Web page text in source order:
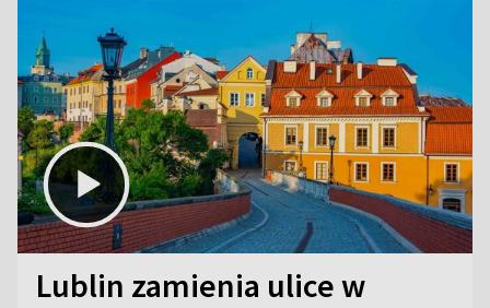
Lublin zamienia ulice w